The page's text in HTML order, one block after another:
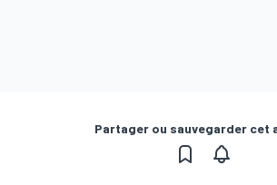
Partager ou sauvegarder cet